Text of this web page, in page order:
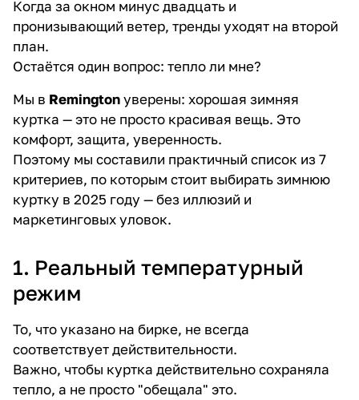
Когда за окном минус двадцать и
пронизывающий ветер, тренды уходят на второй
план.
Остаётся один вопрос: тепло ли мне?
Мы в Remingtonуверены: хорошая зимняя
куртка — это не просто красивая вещь. Это
комфорт, защита, уверенность.
Поэтому мы составили практичный список из 7
критериев, по которым стоит выбирать зимнюю
куртку в 2025 году — без иллюзий и
маркетинговых уловок.
1. Реальный температурный
режим
То, что указано на бирке, не всегда
соответствует действительности.
Важно, чтобы куртка действительно сохраняла
тепло, а не просто "обещала" это.